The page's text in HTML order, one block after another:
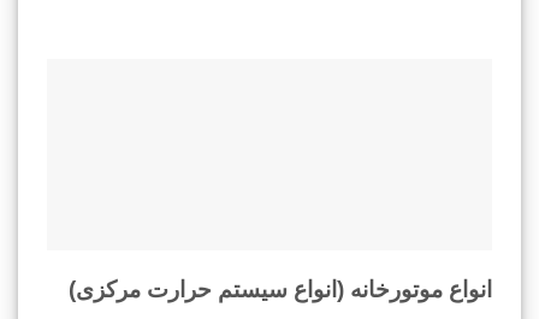
انواع موتورخانه (انواع سیستم حرارت مرکزی)